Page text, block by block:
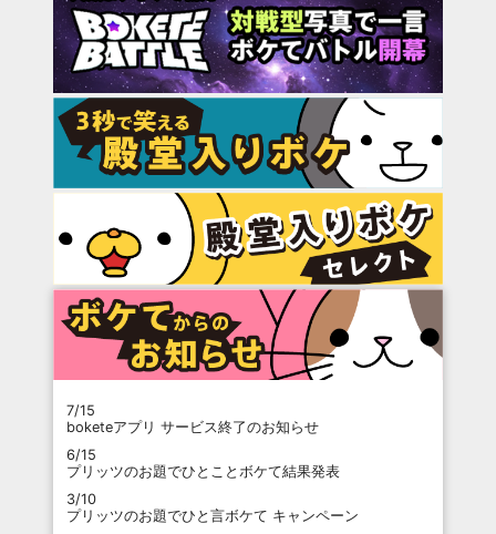
7/15
boketeアプリ サービス終了のお知らせ
6/15
プリッツのお題でひとことボケて結果発表
3/10
プリッツのお題でひと言ボケて キャンペーン